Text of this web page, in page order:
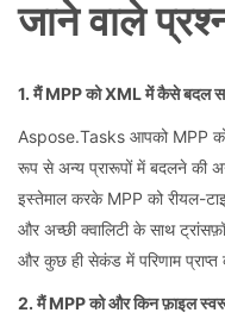
जाने वाले
1. मैं MPP को XML में कैसे बदल
Aspose.Tasks आपको MPP को
रूप से अन्य प्रारूपों में बदलने की
इस्तेमाल करके MPP को रीयल-
और अच्छी क्वालिटी के साथ
और कुछ ही सेकंड में परिणाम प्राप्त
2. मैं MPP को और किन फ़ाइल